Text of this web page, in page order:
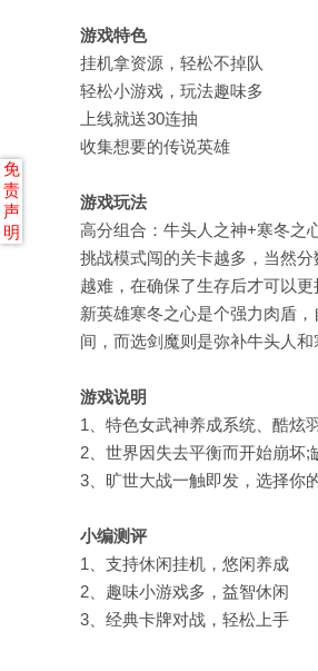
游戏特色
挂机拿资源，轻松不掉队
轻松小游戏，玩法趣味多
上线就送30连抽
收集想要的传说英雄
游戏玩法
高分组合：牛头人之神+寒冬之
挑战模式闯的关卡越多，当然
越难，在确保了生存后才可以更
新英雄寒冬之心是个强力肉盾
间，而选剑魔则是弥补牛头人
游戏说明
1、特色女武神养成系统、酷炫
2、世界因失去平衡而开始崩坏;
3、旷世大战一触即发，选择你
小编测评
1、支持休闲挂机，悠闲养成
2、趣味小游戏多，益智休闲
3、经典卡牌对战，轻松上手
免
责
声
明